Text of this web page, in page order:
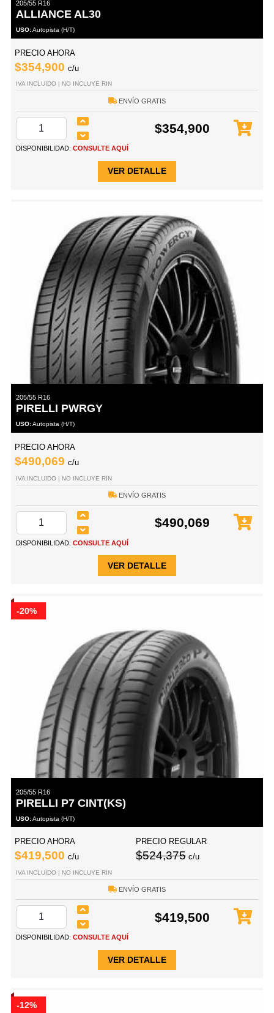
205/55 R16
ALLIANCE AL30
USO:Autopista (H/T)
PRECIO AHORA
$354,900 c/u
IVA INCLUIDO | NO INCLUYE RIN
ENVÍO GRATIS
$354,900
DISPONIBILIDAD: CONSULTE AQUÍ
VER DETALLE
205/55 R16
PIRELLI PWRGY
USO:Autopista (H/T)
PRECIO AHORA
$490,069 c/u
IVA INCLUIDO | NO INCLUYE RIN
ENVÍO GRATIS
$490,069
DISPONIBILIDAD: CONSULTE AQUÍ
VER DETALLE
-20%
205/55 R16
PIRELLI P7 CINT(KS)
USO:Autopista (H/T)
PRECIO AHORA
$419,500 c/u
PRECIO REGULAR
$524,375 c/u
IVA INCLUIDO | NO INCLUYE RIN
ENVÍO GRATIS
$419,500
DISPONIBILIDAD: CONSULTE AQUÍ
VER DETALLE
-12%